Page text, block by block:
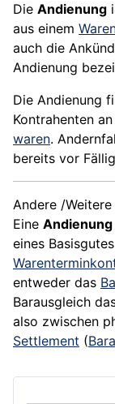
Die Andienung
aus einem
auch die
Andienung
Die Andienung
Kontrahenten
waren.
bereits vor
Andere /
Eine Andienung
eines
entweder das
Barausgleich
also zwischen
Settlement (